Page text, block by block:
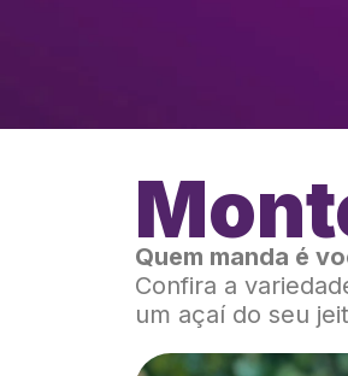
Quem manda é
Confira a
um açaí do seu